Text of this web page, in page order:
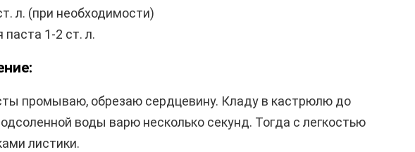
л. (при необходимости)
паста 1-2 ст. л.
промываю, обрезаю сердцевину. Кладу в кастрюлю до
воды варю несколько секунд. Тогда с легкостью
листики.